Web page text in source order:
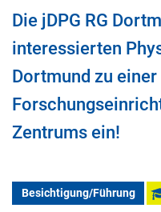
Die jDPG RG
interessierten
Dortmund zu
Zentrums ein!
Besichtigung/Führung